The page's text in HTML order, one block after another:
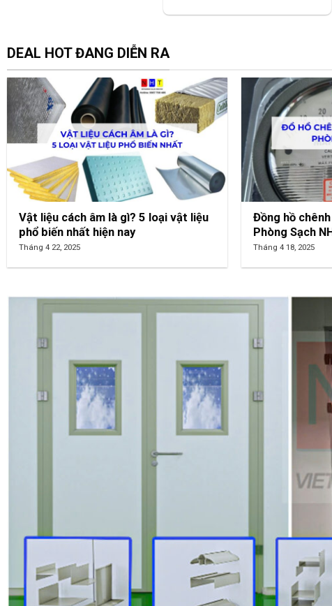
DEAL HOT ĐANG DIỄN RA
Thi công trần thạch cao văn phòng
Công ty Vũ Phát – NHS Trung Văn
Tháng 7 23, 2025
Thi công trần
giả gỗ – Điện
Tháng 7 23, 2025